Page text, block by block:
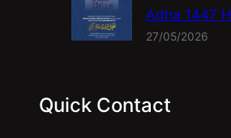
Adha 1447 H
27/05/2026
Quick Contact